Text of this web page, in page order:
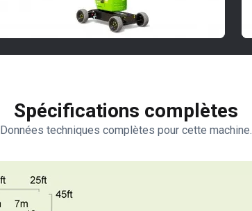
Spécifications complètes
Données techniques complètes pour cette machine.